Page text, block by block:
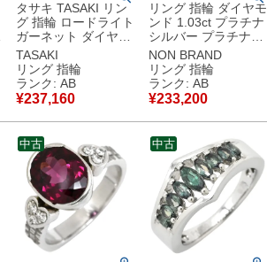
タサキ TASAKI リン
グ 指輪 ロードライト
ガーネット ダイヤモ
ンド ワインレッド×
プラチナシルバー
TASAKI プラチナ
Pt900 大粒 オーバル
12号 【中古】中古品
TASAKI
リング 指輪
ランク: AB
¥237,160
リング 指輪 ダイヤモ
ンド 1.03ct プラチナ
シルバー プラチナ
Pt900 パヴェ メレダ
イヤ ウェーブ 流線型
リボンモチーフ 18.5
号 【中古】中古品
NON BRAND
リング 指輪
ランク: AB
¥233,200
中古 中古